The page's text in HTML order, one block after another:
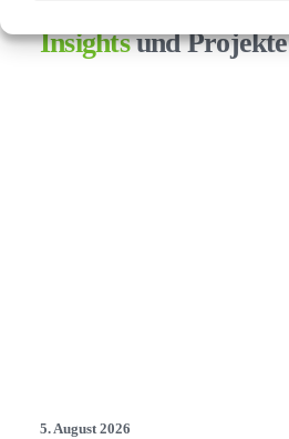
Insightsund Projekte
5. August 2026